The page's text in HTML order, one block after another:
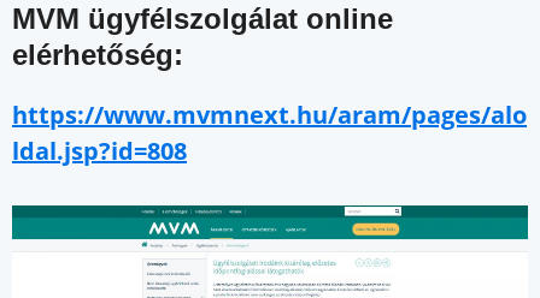
MVM ügyfélszolgálat online
elérhetőség:
https://www.mvmnext.hu/aram/pages/alo
ldal.jsp?id=808